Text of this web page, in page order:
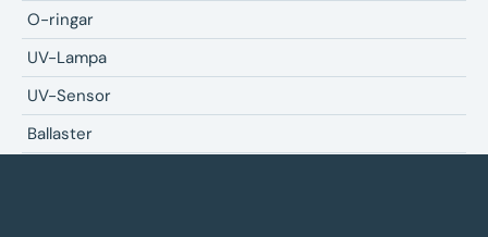
O-ringar
UV-Lampa
UV-Sensor
Ballaster